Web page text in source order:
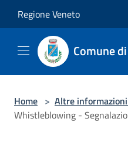
Regione Veneto
Comune
Home > Altre
Whistleblowing -